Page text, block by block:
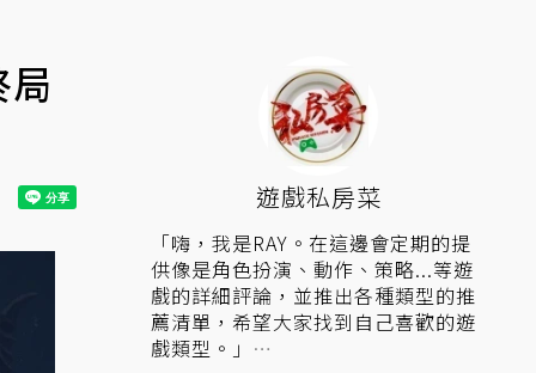
遊戲私房菜
「嗨，我是RAY。在這邊會定期的提
供像是角色扮演、動作、策略...等遊
戲的詳細評論，並推出各種類型的推
薦清單，希望大家找到自己喜歡的遊
戲類型。」